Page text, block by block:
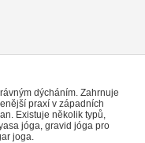
dýcháním. Zahrnuje
praxí v západních
Existuje několik typů,
jóga, gravid jóga pro
joga.